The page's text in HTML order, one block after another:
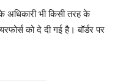
अधिकारी भी किसी तरह के
को दे दी गई है। बॉर्डर पर